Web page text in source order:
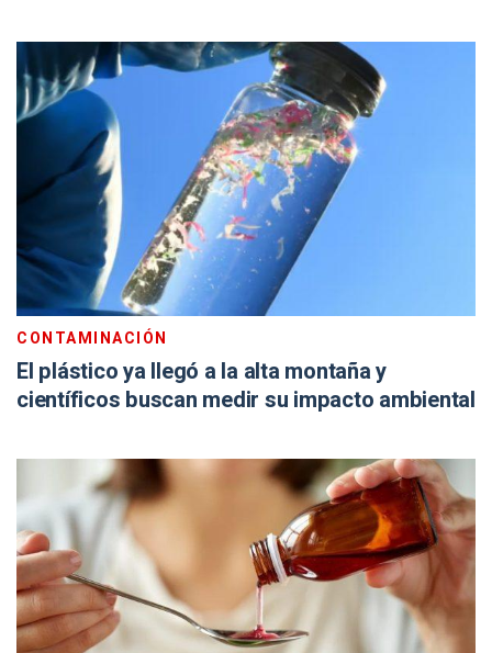
CONTAMINACIÓN
El plástico ya llegó a la alta montaña y
científicos buscan medir su impacto ambiental